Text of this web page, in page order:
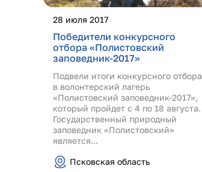
28 июля 2017
Победители конкурсного
отбора «Полистовский
заповедник-2017»
Подвели итоги конкурсного отбора
в волонтерский лагерь
«Полистовский заповедник-2017»,
который пройдет с 4 по 18 августа.
Государственный природный
заповедник «Полистовский»
является...
Псковская область